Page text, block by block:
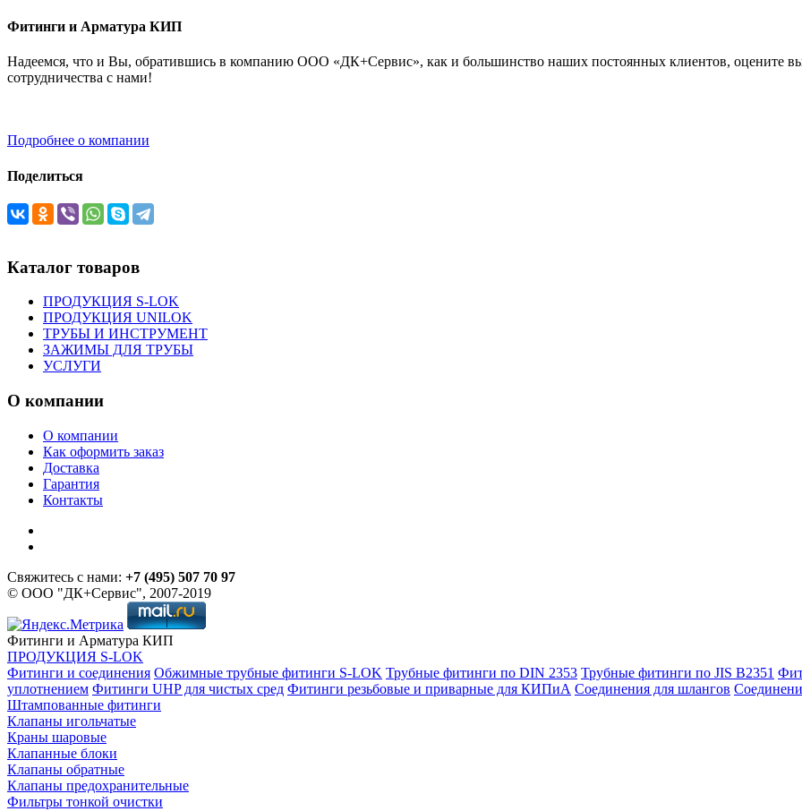
Фитинги и Арматура КИП
Надеемся, что и Вы, обратившись в компанию ООО «ДК+Сервис», как и большинство наших постоянных клиентов, оцените
сотрудничества с нами!
Подробнее о компании
Поделиться
Каталог товаров
ПРОДУКЦИЯ S-LOK
ПРОДУКЦИЯ UNILOK
ТРУБЫ И ИНСТРУМЕНТ
ЗАЖИМЫ ДЛЯ ТРУБЫ
УСЛУГИ
О компании
О компании
Как оформить заказ
Доставка
Гарантия
Контакты
Свяжитесь с нами: +7 (495) 507 70 97
© ООО "ДК+Сервис", 2007-2019
Фитинги и Арматура КИП
ПРОДУКЦИЯ S-LOK
Фитинги и соединения Обжимные трубные фитинги S-LOK Трубные фитинги по DIN 2353 Трубные фитинги по JIS B2351
уплотнением Фитинги UHP для чистых сред Фитинги резьбовые и приварные для КИПиА Соединения для шлангов
Штампованные фитинги
Клапаны игольчатые
Краны шаровые
Клапанные блоки
Клапаны обратные
Клапаны предохранительные
Фильтры тонкой очистки